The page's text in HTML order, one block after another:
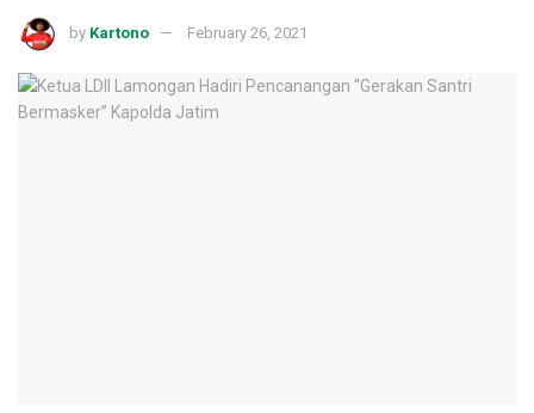
by Kartono February 26, 2021